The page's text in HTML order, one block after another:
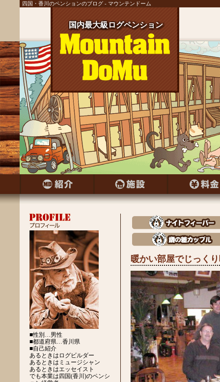
四国・香川のペンションのブログ - マウンテンドーム
国内最大級ログペンション
国内最大級ログペンション
国内最大級ログペンション
国内最大級ログペンション
国内最大級ログペンション
国内最大級ログペンション
国内最大級ログペンション
国内最大級ログペンション
国内最大級ログペンション
国内最大級ログペンション
国内最大級ログペンション
国内最大級ログペンション
国内最大級ログペンション
国内最大級ログペンション
国内最大級ログペンション
国内最大級ログペンション
国内最大級ログペンション
国内最大級ログペンション
国内最大級ログペンション
国内最大級ログペンション
国内最大級ログペンション
国内最大級ログペンション
国内最大級ログペンション
国内最大級ログペンション
国内最大級ログペンション
■性別…男性
■都道府県…香川県
■自己紹介
あるときはログビルダー
あるときはミュージシャン
あるときはエッセイスト
でも本業は四国(香川)のペンシ
暖かい部屋でじっく